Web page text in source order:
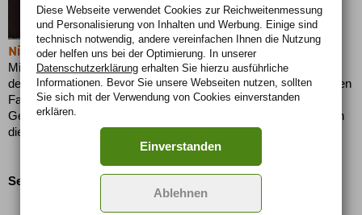
Nissan 350Z Roadster: radikal offen
Mit der Roadster-Version des 350Z hat Nissan die Faszination
der Baureihe in der Tat in eine neue Dimension gehoben. Wer den
Fahrspaß des geschlossenen Modells mit der zusätzlichen
Genusskomponente des Offenfahrens kombinieren will, findet in
diesem Auto das Beste aus beiden Z-Welten vereint....
Seite:
Diese Webseite verwendet Cookies zur Reichweiten­messung
und Personalisierung von Inhalten und Werbung. Einige sind
technisch notwendig, andere vereinfachen Ihnen die Nutzung
oder helfen uns bei der Optimierung. In unserer
Datenschutzerklärungerhalten Sie hierzu ausführliche
Informationen. Bevor Sie unsere Webseiten nutzen, sollten
Sie sich mit der Verwendung von Cookies einverstanden
erklären.
Einverstanden
Ablehnen